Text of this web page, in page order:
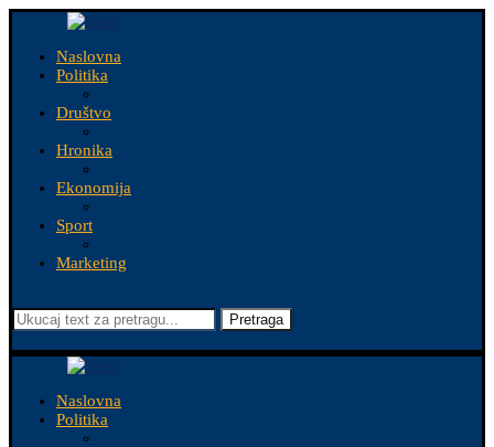
Naslovna
Politika
Društvo
Hronika
Ekonomija
Sport
Marketing
Pretraga
Naslovna
Politika